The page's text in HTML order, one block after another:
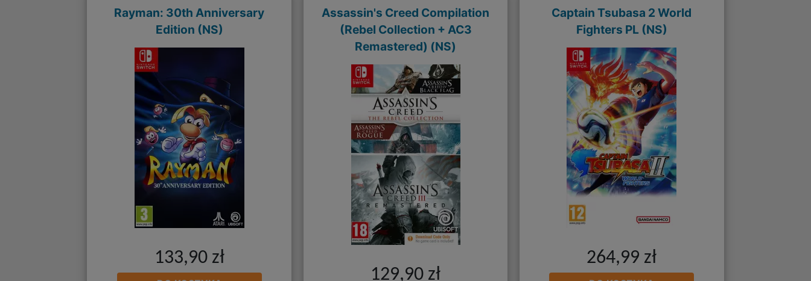
Rayman: 30th Anniversary
Edition (NS)
133,90 zł
Assassin's Creed Compilation
(Rebel Collection + AC3
Remastered) (NS)
129,90 zł
Captain Tsubasa 2 World
Fighters PL (NS)
264,99 zł